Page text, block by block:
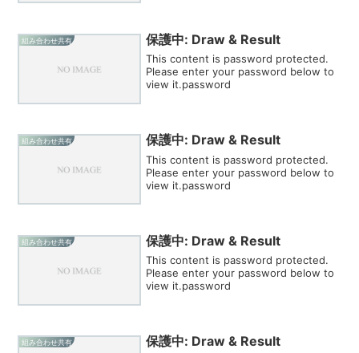
組み合わせ共有 保護中: Draw & Result
This content is password protected.
Please enter your password below to
view it.password
組み合わせ共有 保護中: Draw & Result
This content is password protected.
Please enter your password below to
view it.password
組み合わせ共有 保護中: Draw & Result
This content is password protected.
Please enter your password below to
view it.password
組み合わせ共有 保護中: Draw & Result